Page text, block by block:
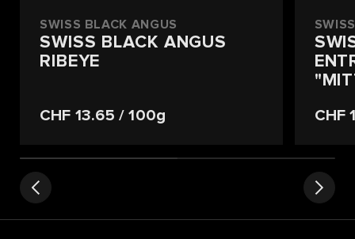
SWISS BLACK ANGUS
SWISS BLACK ANGUS
RIBEYE
CHF 13.65 / 100g CHF